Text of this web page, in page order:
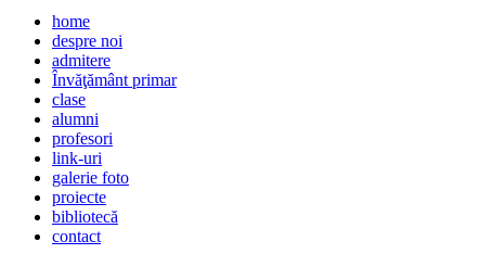
home
despre noi
admitere
Învăţământ primar
clase
alumni
profesori
link-uri
galerie foto
proiecte
bibliotecă
contact